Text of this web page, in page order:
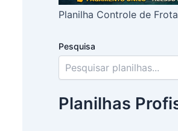
Planilha Controle de Frota
Pesquisa
Planilhas